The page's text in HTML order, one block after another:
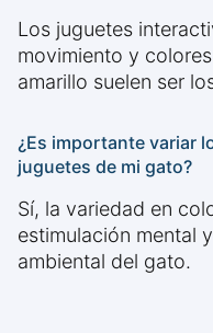
Los juguetes
movimiento y
amarillo suelen ser
¿Es importante variar
juguetes de mi gato?
Sí, la variedad en
estimulación mental
ambiental del gato.